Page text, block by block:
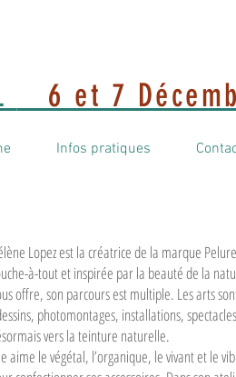
6 et 7
Infos pratiques
Lopez est la créatrice de la marque
à-tout et inspirée par la beauté de la
offre, son parcours est multiple. Les arts
photomontages, installations,
vers la teinture naturelle.
aime le végétal, l’organique, le vivant et le